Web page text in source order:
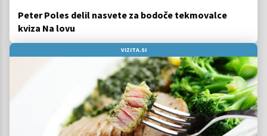
Peter Poles delil nasvete za bodoče tekmovalce
kviza Na lovu
VIZITA.SI